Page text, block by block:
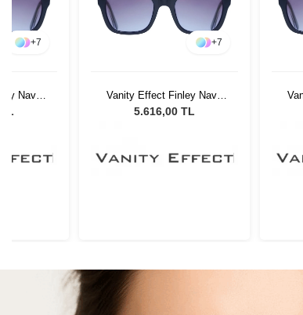
+7
Navy
+7
Vanity Effect Finley Navy
Unisex Güneş Gözlüğü
5.616,00 TL